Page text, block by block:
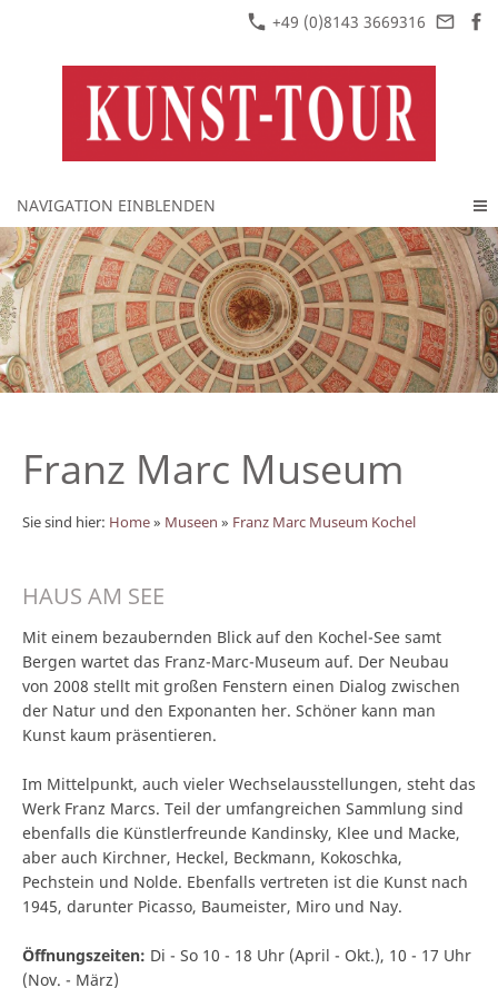
+49 (0)8143 3669316
NAVIGATION EINBLENDEN
Franz Marc Museum
Sie sind hier: Home» Museen » Franz Marc Museum Kochel
HAUS AM SEE
Mit einem bezaubernden Blick auf den Kochel-See samt
Bergen wartet das Franz-Marc-Museum auf. Der Neubau
von 2008 stellt mit großen Fenstern einen Dialog zwischen
der Natur und den Exponanten her. Schöner kann man
Kunst kaum präsentieren.
Im Mittelpunkt, auch vieler Wechselausstellungen, steht das
Werk Franz Marcs. Teil der umfangreichen Sammlung sind
ebenfalls die Künstlerfreunde Kandinsky, Klee und Macke,
aber auch Kirchner, Heckel, Beckmann, Kokoschka,
Pechstein und Nolde. Ebenfalls vertreten ist die Kunst nach
1945, darunter Picasso, Baumeister, Miro und Nay.
Öffnungszeiten: Di - So 10 - 18 Uhr (April - Okt.), 10 - 17 Uhr
(Nov. - März)